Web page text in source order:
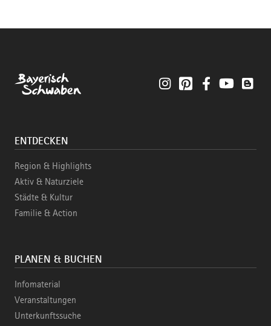
InstagramPinterestFacebookYouTube
ENTDECKEN
Region & Highlights
Aktiv & Naturziele
Städte & Kultur
Familie & Action
PLANEN & BUCHEN
Infomaterial
Veranstaltungen
Unterkunftssuche